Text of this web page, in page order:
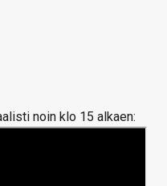
noin klo 15 alkaen: